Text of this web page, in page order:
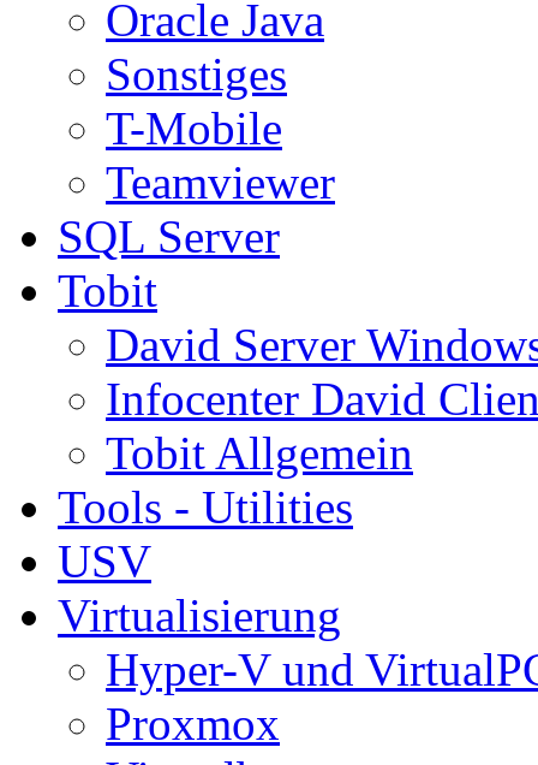
Oracle Java
Sonstiges
T-Mobile
Teamviewer
SQL Server
Tobit
David Server
Infocenter David
Tobit Allgemein
Tools - Utilities
USV
Virtualisierung
Hyper-V und
Proxmox